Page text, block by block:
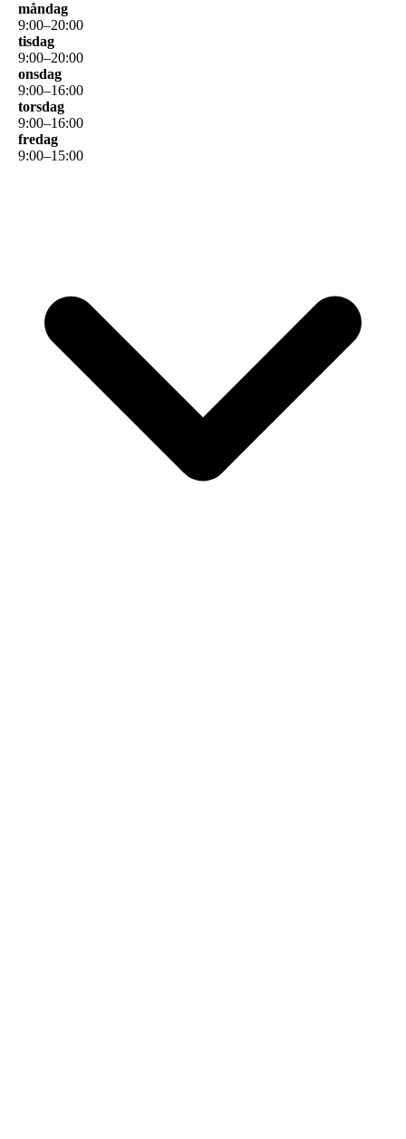
måndag
9:00–20:00
tisdag
9:00–20:00
onsdag
9:00–16:00
torsdag
9:00–16:00
fredag
9:00–15:00